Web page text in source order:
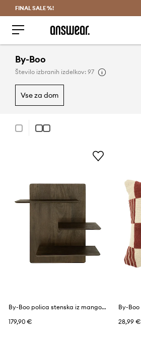
FINAL SALE %!
By-Boo
Število izbranih izdelkov: 97
vse za dom
By-Boo polica stenska iz mangovega lesa 60 x 23 x 90 cm
179,90 €
28,99 €